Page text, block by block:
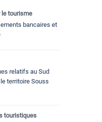
le tourisme
bancaires et
relatifs au Sud
territoire Souss
touristiques